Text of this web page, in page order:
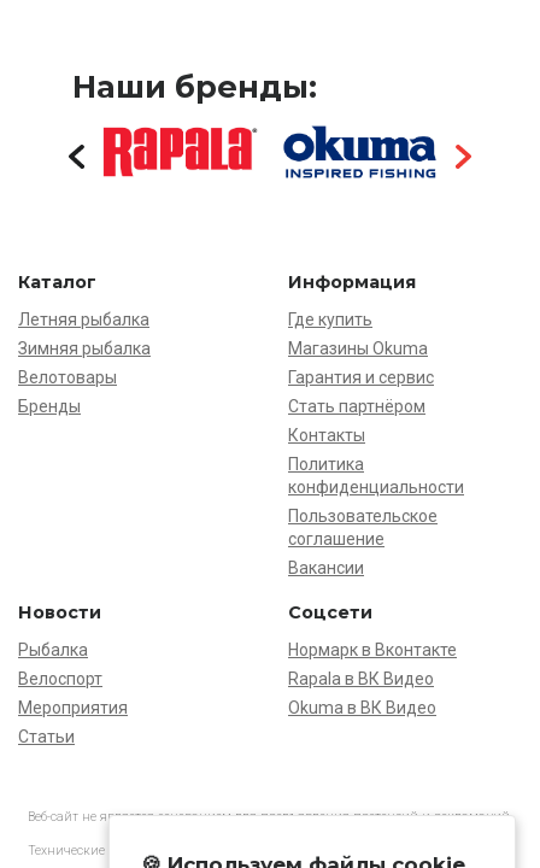
Наши бренды:
Каталог
Летняя рыбалка
Зимняя рыбалка
Велотовары
Бренды
Информация
Где купить
Магазины Okuma
Гарантия и сервис
Стать партнёром
Контакты
Политика
конфиденциальности
Пользовательское
соглашение
Вакансии
Новости
Рыбалка
Велоспорт
Мероприятия
Статьи
Соцсети
Нормарк в Вконтакте
Rapala в ВК Видео
Okuma в ВК Видео
Веб-сайт не является основанием для предъявления претензий и рекламаций,
Технические характеристики товаров могут отличаться от указанных на сайте.